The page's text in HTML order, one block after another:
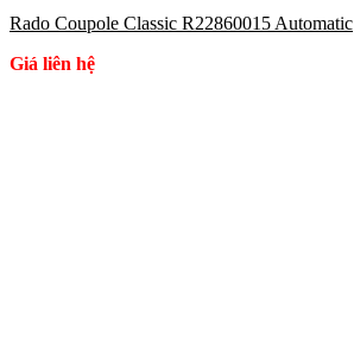
Rado Coupole Classic R22860015 Automatic
Giá liên hệ